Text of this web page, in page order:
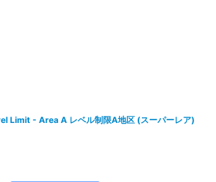
Limit - Area A レベル制限A地区 (スーパーレア)